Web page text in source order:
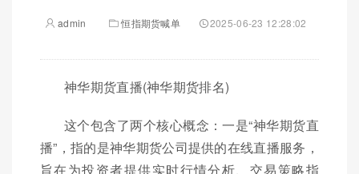
admin 恒指期货喊单 2025-06-23 12:28:02
神华期货直播(神华期货排名)
这个包含了两个核心概念：一是“神华期货直
播”，指的是神华期货公司提供的在线直播服务，
旨在为投资者提供实时行情分析、交易策略指